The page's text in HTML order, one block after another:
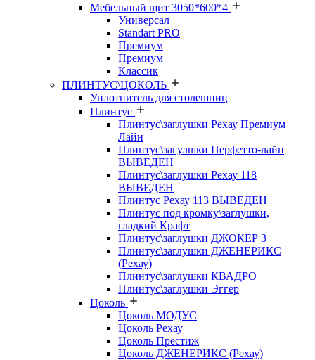
Мебельный щит 3050*600*4
Универсал
Standart PRO
Премиум
Премиум +
Классик
ПЛИНТУС\ЦОКОЛЬ
Уплотнитель для столешниц
Плинтус
Плинтус\заглушки Рехау Премиум
Лайн
Плинтус\загулшки Перфетто-лайн
ВЫВЕДЕН
Плинтус\заглушки Рехау 118
ВЫВЕДЕН
Плинтус Рехау 113 ВЫВЕДЕН
Плинтус под кромку\заглушки,
гладкий Крафт
Плинтус\заглушки ДЖОКЕР 3
Плинтус\заглушки ДЖЕНЕРИКС
(Рехау)
Плинтус\заглушки КВАДРО
Плинтус\заглушки Эггер
Цоколь
Цоколь МОДУС
Цоколь Рехау
Цоколь Престиж
Цоколь ДЖЕНЕРИКС (Рехау)